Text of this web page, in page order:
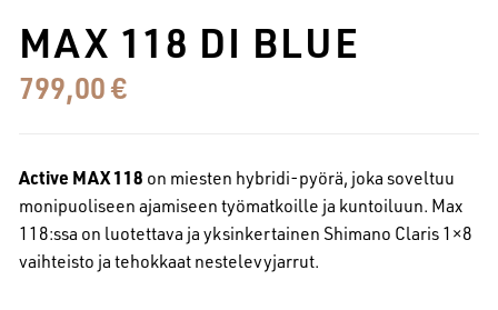
MAX 118 DI BLUE
799,00€
Active MAX 118 on miesten hybridi-pyörä, joka soveltuu
monipuoliseen ajamiseen työmatkoille ja kuntoiluun. Max
118:ssa on luotettava ja yksinkertainen Shimano Claris 1×8
vaihteisto ja tehokkaat nestelevyjarrut.